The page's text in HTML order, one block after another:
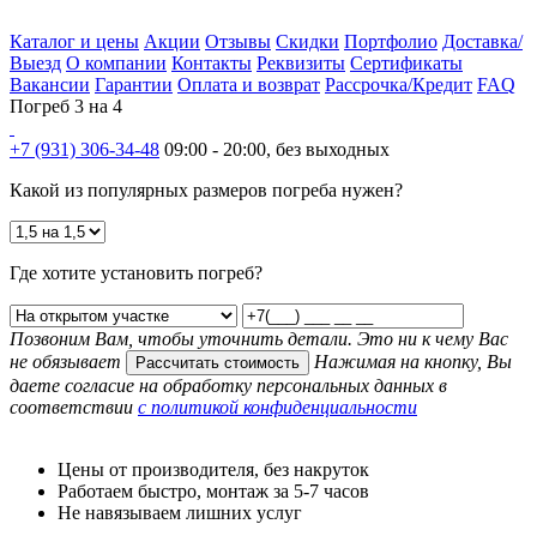
Каталог и цены Акции Отзывы Скидки Портфолио Доставка/
Выезд О компании Контакты Реквизиты Сертификаты
Вакансии Гарантии Оплата и возврат Рассрочка/Кредит FAQ
Погреб 3 на 4
+7 (931) 306-34-48 09:00 - 20:00, без выходных
Какой из популярных размеров погреба нужен?
Где хотите установить погреб?
Позвоним Вам, чтобы уточнить детали. Это ни к чему Вас
не обязывает
Рассчитать стоимость
Нажимая на кнопку, Вы
даете согласие на обработку персональных данных в
соответствии с политикой конфиденциальности
Цены от производителя, без накруток
Работаем быстро, монтаж за 5-7 часов
Не навязываем лишних услуг